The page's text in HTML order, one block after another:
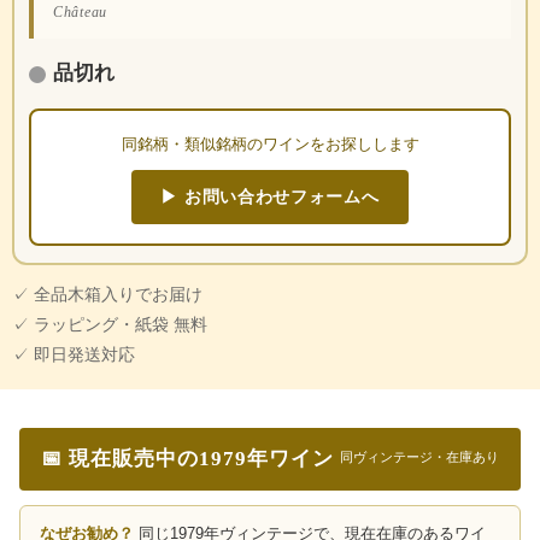
Château
品切れ
同銘柄・類似銘柄のワインをお探しします
▶ お問い合わせフォームへ
✓ 全品木箱入りでお届け
✓ ラッピング・紙袋 無料
✓ 即日発送対応
📅 現在販売中の1979年ワイン 同ヴィンテージ・在庫あり
なぜお勧め？ 同じ1979年ヴィンテージで、現在在庫のあるワイ